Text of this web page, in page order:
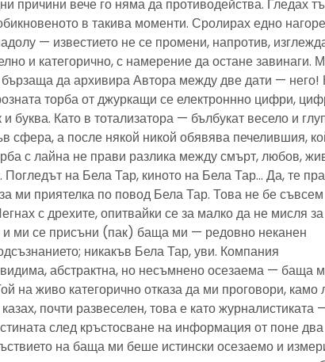
причини вече го няма да противодейства. Гледах
в такива моменти. Сролирах едно
— известието не се промени, напротив,
и категорично, с намерение да остане завинаги.
да архивира Автора между две дати — него!
торба от джуркащи се електроннно цифри,
и буква. Като в тотализатора — бълбукат весело и
сфера, а после някой никой обявява печелившия,
с лайна не прави разлика между смърт, любов,
Погледът на Бела Тар, киното на Бела Тар… Да, те
ми приятелка по повод Бела Тар. Това не бе съвсем
с дрехите, опитвайки се за малко да не мисля за
и ми се присъни (пак) баща ми — редовно неканен
никакъв Бела Тар, уви. Компания
абстрактна, но несъмнено осезаема — баща
на живо категорично отказа да ми проговори, камо
почти развеселен, това е като журналистиката
след кръстосване на информация от поне два
на баща ми беше истински осезаемо и